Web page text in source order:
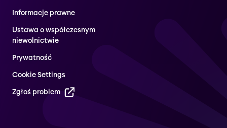
Informacje prawne
Ustawa o współczesnym
niewolnictwie
Prywatność
Cookie Settings
Zgłoś problem